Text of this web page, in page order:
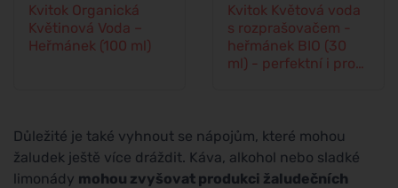
Kvitok Organická
Květinová Voda –
Heřmánek (100 ml)
Kvitok Květová voda
s rozprašovačem -
heřmánek BIO (30
ml) - perfektní i pro
Důležité je také vyhnout se nápojům, které mohou
žaludek ještě více dráždit. Káva, alkohol nebo sladké
limonády mohou zvyšovat produkci žaludečních